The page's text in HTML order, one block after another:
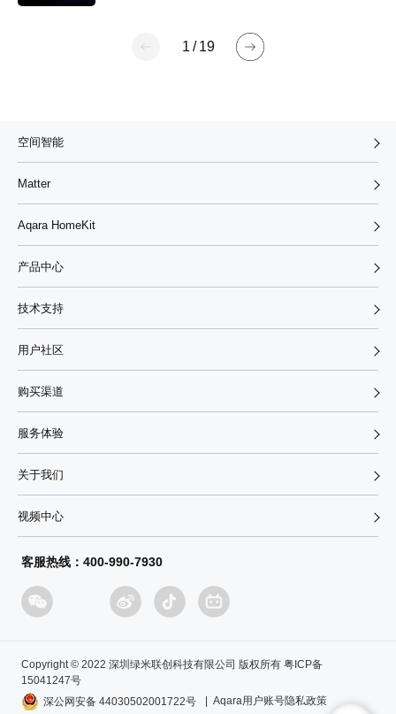
1 / 19
空间智能
Matter
Aqara HomeKit
产品中心
技术支持
用户社区
购买渠道
服务体验
关于我们
视频中心
客服热线：400-990-7930
Copyright © 2022 深圳绿米联创科技有限公司 版权所有 粤ICP备
15041247号
深公网安备 44030502001722号
| Aqara用户账号隐私政策